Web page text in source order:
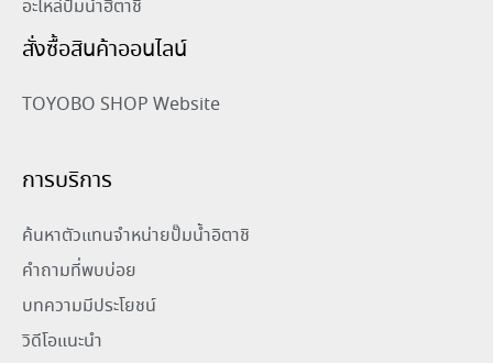
อะไหล่ปั๊มน้ำฮิตาชิ
สั่งซื้อสินค้าออนไลน์
TOYOBO SHOP Website
การบริการ
ค้นหาตัวแทนจำหน่ายปั๊มน้ำอิตาชิ
คำถามที่พบบ่อย
บทความมีประโยชน์
วิดีโอแนะนำ